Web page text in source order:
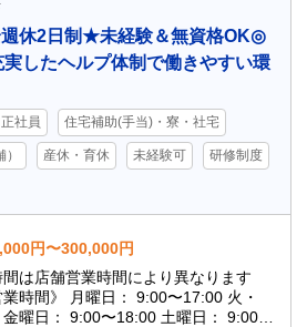
週休2日制★未経験＆無資格OK◎
したヘルプ体制で働きやすい環
正社員 住宅補助(手当)・寮・社宅
産休・育休 未経験可 研修制度
円〜300,000円
は店舗営業時間により異なります
業時間》 月曜日： 9:00〜17:00 火・
曜日： 9:00〜18:00 土曜日： 9:00〜